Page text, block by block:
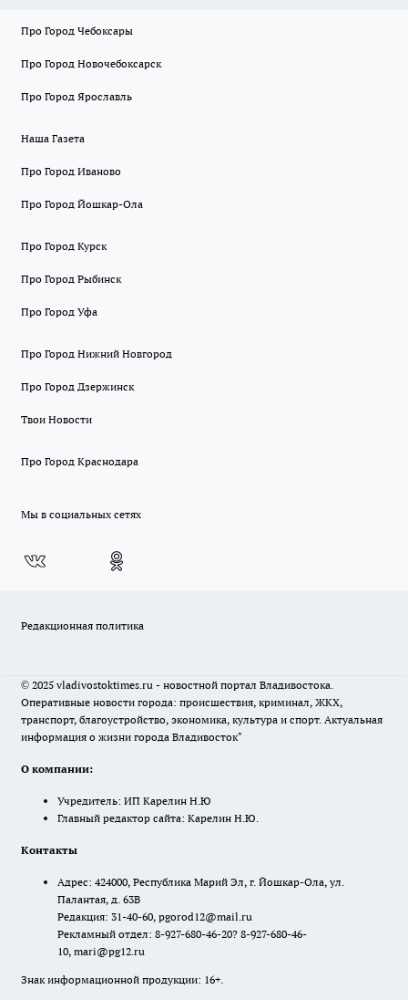
Про Город Чебоксары
Про Город Новочебоксарск
Про Город Ярославль
Наша Газета
Про Город Иваново
Про Город Йошкар-Ола
Про Город Курск
Про Город Рыбинск
Про Город Уфа
Про Город Нижний Новгород
Про Город Дзержинск
Твои Новости
Про Город Краснодара
Мы в социальных сетях
Редакционная политика
© 2025 vladivostoktimes.ru - новостной портал Владивостока.
Оперативные новости города: происшествия, криминал, ЖКХ,
транспорт, благоустройство, экономика, культура и спорт. Актуальная
информация о жизни города Владивосток"
О компании:
Учредитель: ИП Карелин Н.Ю
Главный редактор сайта: Карелин Н.Ю.
Контакты
Адрес: 424000, Республика Марий Эл, г. Йошкар-Ола, ул.
Палантая, д. 63В
Редакция: 31-40-60, pgorod12@mail.ru
Рекламный отдел: 8-927-680-46-20? 8-927-680-46-
10, mari@pg12.ru
Знак информационной продукции: 16+.